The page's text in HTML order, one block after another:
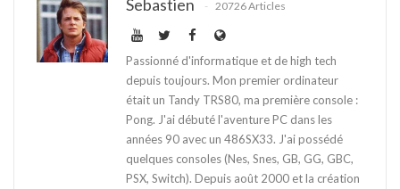
Sebastien 20726 Articles
Passionné d'informatique et de high tech
depuis toujours. Mon premier ordinateur
était un Tandy TRS80, ma première console :
Pong. J'ai débuté l'aventure PC dans les
années 90 avec un 486SX33. J'ai possédé
quelques consoles (Nes, Snes, GB, GG, GBC,
PSX, Switch). Depuis août 2000 et la création